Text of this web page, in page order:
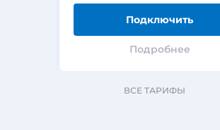
Подключить
Подробнее
ВСЕ ТАРИФЫ